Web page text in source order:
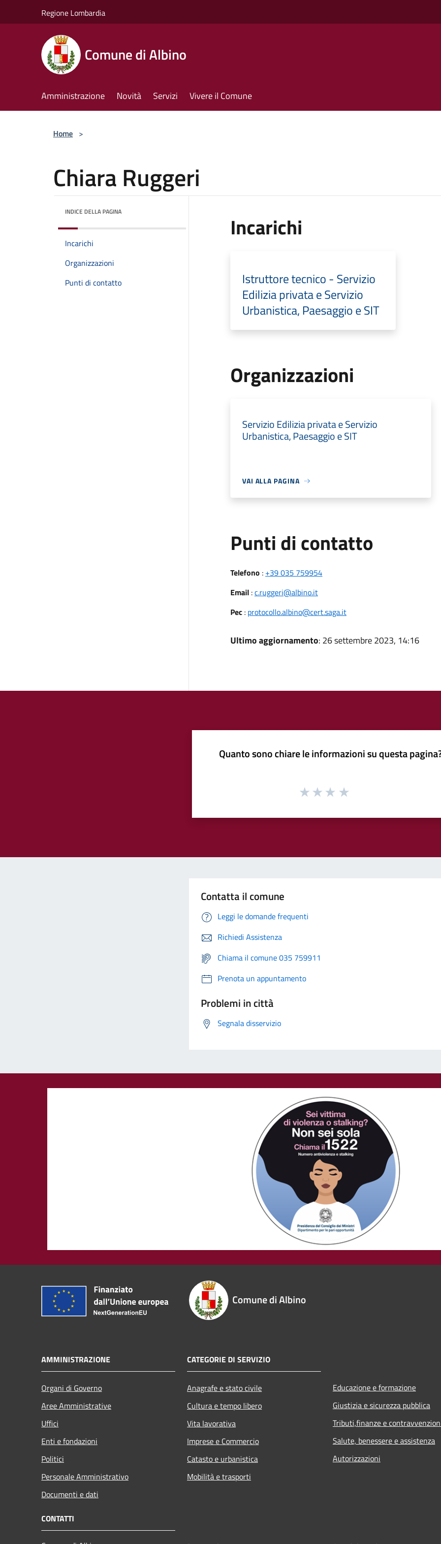
Regione Lombardia
Comune di Albino
Amministrazione Novità Servizi Vivere il Comune
Home >
Chiara Ruggeri
INDICE DELLA PAGINA
Incarichi
Organizzazioni
Punti di contatto
Incarichi
Istruttore tecnico - Servizio
Edilizia privata e Servizio
Urbanistica, Paesaggio e SIT
Organizzazioni
Servizio Edilizia privata e Servizio
Urbanistica, Paesaggio e SIT
VAI ALLA PAGINA
Punti di contatto
Telefono : +39 035 759954
Email:c.ruggeri@albino.it
Pec: protocollo.albino@cert.saga.it
Ultimo aggiornamento: 26 settembre 2023, 14:16
Quanto sono chiare le informazioni su questa
Contatta il comune
Leggi le domande frequenti
Richiedi Assistenza
Chiama il comune 035 759911
Prenota un appuntamento
Problemi in città
Segnala disservizio
Comune di Albino
AMMINISTRAZIONE
Organi di Governo
Aree Amministrative
Uffici
Enti e fondazioni
Politici
Personale Amministrativo
Documenti e dati
CATEGORIE DI SERVIZIO
Anagrafe e stato civile
Cultura e tempo libero
Vita lavorativa
Imprese e Commercio
Catasto e urbanistica
Mobilità e trasporti
Educazione e formazione
Giustizia e sicurezza pubblica
Tributi,finanze e
Salute, benessere e assistenza
Autorizzazioni
CONTATTI